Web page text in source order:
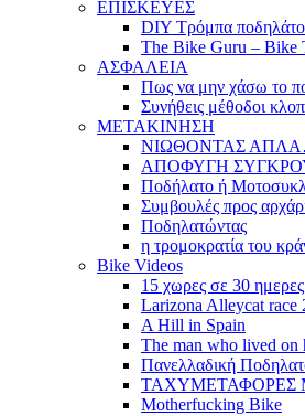
ΕΠΙΣΚΕΥΕΣ
DIY Τρόμπα
The Bike Guru – Bike
ΑΣΦΑΛΕΙΑ
Πως να μην χάσω το
Συνήθεις μέθοδοι
ΜΕΤΑΚΙΝΗΣΗ
ΝΙΩΘΟΝΤΑΣ
ΑΠΟΦΥΓΗ
Ποδήλατο ή
Συμβουλές προς
Ποδηλατώντας
η τρομοκρατία του
Bike Videos
15 χωρες σε 30
Larizona Alleycat race
A Hill in Spain
The man who lived on
Πανελλαδική
ΤΑΧΥΜΕΤΑΦΟΡΕΣ
Motherfucking Bike